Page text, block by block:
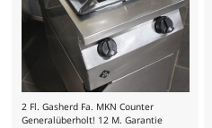
2 Fl. Gasherd Fa. MKN Counter
Generalüberholt! 12 M. Garantie